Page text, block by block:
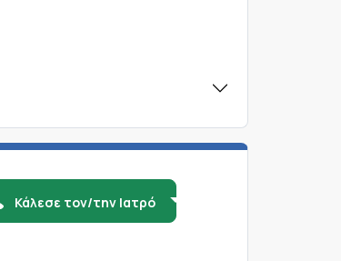
Κάλεσε τον/την Ιατρό